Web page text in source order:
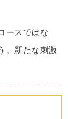
ースではな
。新たな刺激